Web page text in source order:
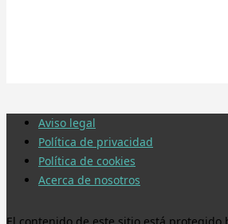
Aviso legal
Política de privacidad
Política de cookies
Acerca de nosotros